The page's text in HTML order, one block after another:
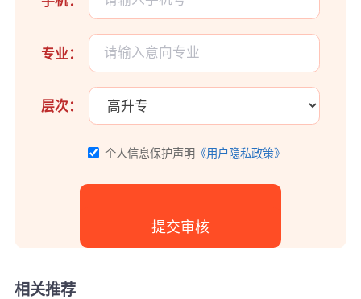
专业：
层次：
个人信息保护声明 《用户隐私政策》
相关推荐